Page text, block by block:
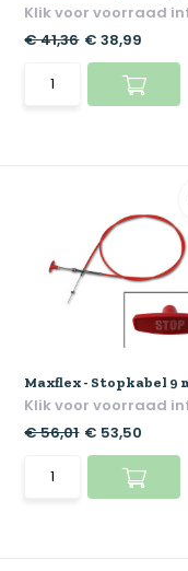
Klik voor voorraad
€ 41,36 € 38,99
Maxflex - Stopkabel 9
Klik voor voorraad
€ 56,01 € 53,50